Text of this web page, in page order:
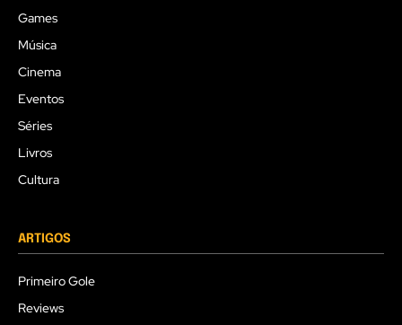
Games
Música
Cinema
Eventos
Séries
Livros
Cultura
ARTIGOS
Primeiro Gole
Reviews